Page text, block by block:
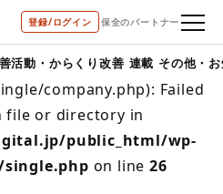
登録/ログイン 保全のパートナー
活動・からくり改善 連載 その他・
pe-
company.php): Failed
file or directory in
public_html/wp-
on line26